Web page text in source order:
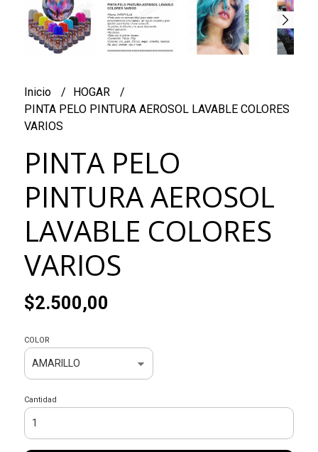
Inicio
HOGAR
PINTA PELO PINTURA AEROSOL LAVABLE COLORES
VARIOS
PINTA PELO
PINTURA AEROSOL
LAVABLE COLORES
VARIOS
$2.500,00
COLOR
Cantidad